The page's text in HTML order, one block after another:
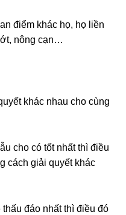
điểm khác họ, họ liền
nông cạn…
khác nhau cho cùng
cho có tốt nhất thì điều
cách giải quyết khác
đáo nhất thì điều đó